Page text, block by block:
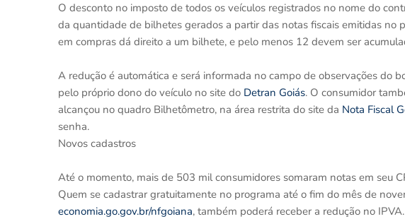
O desconto no imposto de todos os veículos registrados no nome do
da quantidade de bilhetes gerados a partir das notas fiscais emitidas no
em compras dá direito a um bilhete, e pelo menos 12 devem ser
A redução é automática e será informada no campo de observações do
pelo próprio dono do veículo no site do Detran Goiás. O consumidor
alcançou no quadro Bilhetômetro, na área restrita do site da Nota Fiscal
senha.
Novos cadastros
Até o momento, mais de 503 mil consumidores somaram notas em seu
Quem se cadastrar gratuitamente no programa até o fim do mês de
economia.go.gov.br/nfgoiana, também poderá receber a redução no IPVA.